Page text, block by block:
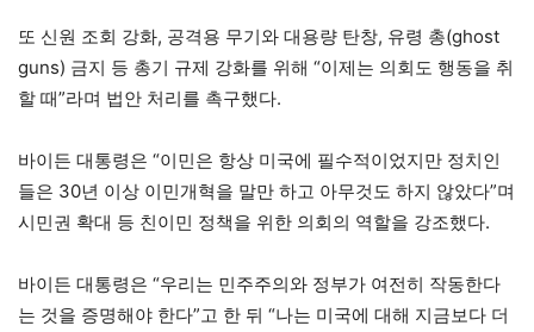
또 신원 조회 강화, 공격용 무기와 대용량 탄창, 유령 총(ghost
guns) 금지 등 총기 규제 강화를 위해 “이제는 의회도 행동을 취
할 때”라며 법안 처리를 촉구했다.
바이든 대통령은 “이민은 항상 미국에 필수적이었지만 정치인
들은 30년 이상 이민개혁을 말만 하고 아무것도 하지 않았다”며
시민권 확대 등 친이민 정책을 위한 의회의 역할을 강조했다.
바이든 대통령은 “우리는 민주주의와 정부가 여전히 작동한다
는 것을 증명해야 한다”고 한 뒤 “나는 미국에 대해 지금보다 더